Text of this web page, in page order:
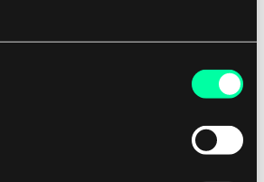
die Abläufe stören. Um